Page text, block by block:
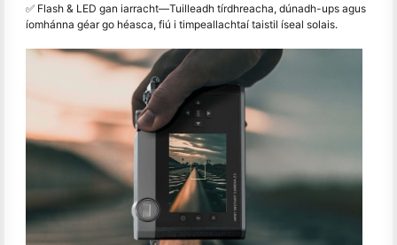
✅ Flash & LED gan iarracht—Tuilleadh tírdhreacha, dúnadh-ups agus
íomhánna géar go héasca, fiú i timpeallachtaí taistil íseal solais.